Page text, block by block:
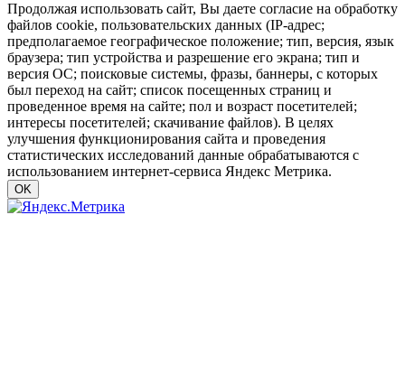
Продолжая использовать сайт, Вы даете согласие на обработку
файлов cookie, пользовательских данных (IP-адрес;
предполагаемое географическое положение; тип, версия, язык
браузера; тип устройства и разрешение его экрана; тип и
версия ОС; поисковые системы, фразы, баннеры, с которых
был переход на сайт; список посещенных страниц и
проведенное время на сайте; пол и возраст посетителей;
интересы посетителей; скачивание файлов). В целях
улучшения функционирования сайта и проведения
статистических исследований данные обрабатываются с
использованием интернет-сервиса Яндекс Метрика.
OK